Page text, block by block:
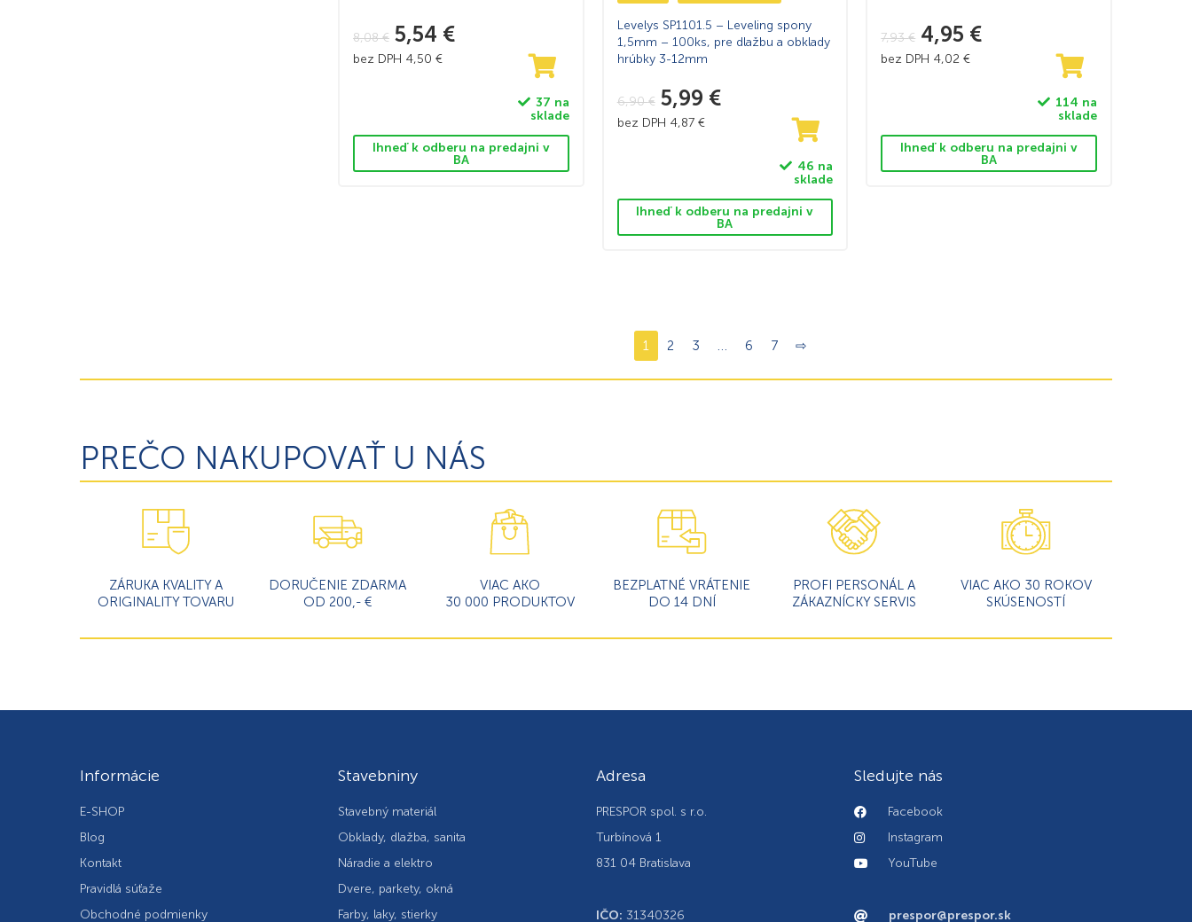
8,08€ 5,54 €
bez DPH 4,50 €
37 na
sklade
Ihneď k odberu na predajni v
BA
Levelys SP1101.5 – Leveling spony
1,5mm – 100ks, pre dlažbu a obklady
hrúbky 3-12mm
6,90€ 5,99 €
bez DPH 4,87 €
46 na
sklade
Ihneď k odberu na predajni v
BA
7,93€ 4,95 €
bez DPH 4,02€
114 na
sklade
Ihneď k odberu na predajni v
BA
1 2 3 … 6 7 ⇨
PREČO NAKUPOVAŤ U NÁS
ZÁRUKA KVALITY A
ORIGINALITY TOVARU
DORUČENIE ZDARMA
OD 200,- €
VIAC AKO
30 000 PRODUKTOV
BEZPLATNÉ VRÁTENIE
DO 14 DNÍ
PROFI PERSONÁL A
ZÁKAZNÍCKY SERVIS
VIAC AKO 30 ROKOV
SKÚSENOSTÍ
Informácie
E-SHOP
Blog
Kontakt
Pravidlá súťaže
Obchodné podmienky
Stavebniny
Stavebný materiál
Obklady, dlažba, sanita
Náradie a elektro
Dvere, parkety, okná
Farby, laky, stierky
Adresa
PRESPOR spol. s r.o.
Turbínová 1
831 04 Bratislava
IČO: 31340326
Sledujte nás
Facebook
Instagram
YouTube
prespor@prespor.sk